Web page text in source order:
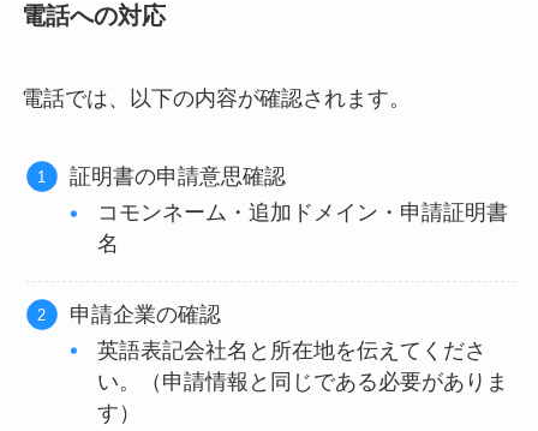
電話への対応
電話では、以下の内容が確認されます。
証明書の申請意思確認
コモンネーム・追加ドメイン・申請証明書
名
申請企業の確認
英語表記会社名と所在地を伝えてくださ
い。（申請情報と同じである必要がありま
す）